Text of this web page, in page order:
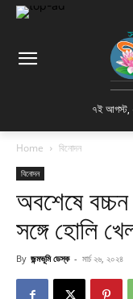
৭ই আগস্ট,
Home বিনোদন
বিনোদন
অবশেষে বচ্চন
সঙ্গে হোলি
By জন্মভূমি ডেস্ক - মার্চ ২৬, ২০২৪